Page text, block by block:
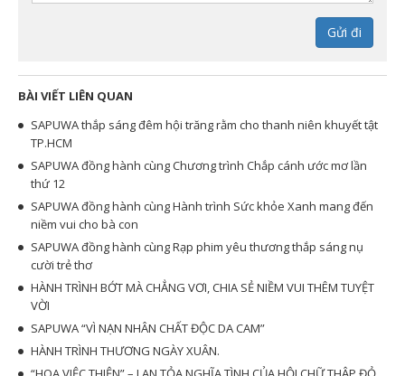
Gửi đi
BÀI VIẾT LIÊN QUAN
SAPUWA thắp sáng đêm hội trăng rằm cho thanh niên khuyết tật
TP.HCM
SAPUWA đồng hành cùng Chương trình Chắp cánh ước mơ lần
thứ 12
SAPUWA đồng hành cùng Hành trình Sức khỏe Xanh mang đến
niềm vui cho bà con
SAPUWA đồng hành cùng Rạp phim yêu thương thắp sáng nụ
cười trẻ thơ
HÀNH TRÌNH BỚT MÀ CHẲNG VƠI, CHIA SẺ NIỀM VUI THÊM TUYỆT
VỜI
SAPUWA “VÌ NẠN NHÂN CHẤT ĐỘC DA CAM”
HÀNH TRÌNH THƯƠNG NGÀY XUÂN.